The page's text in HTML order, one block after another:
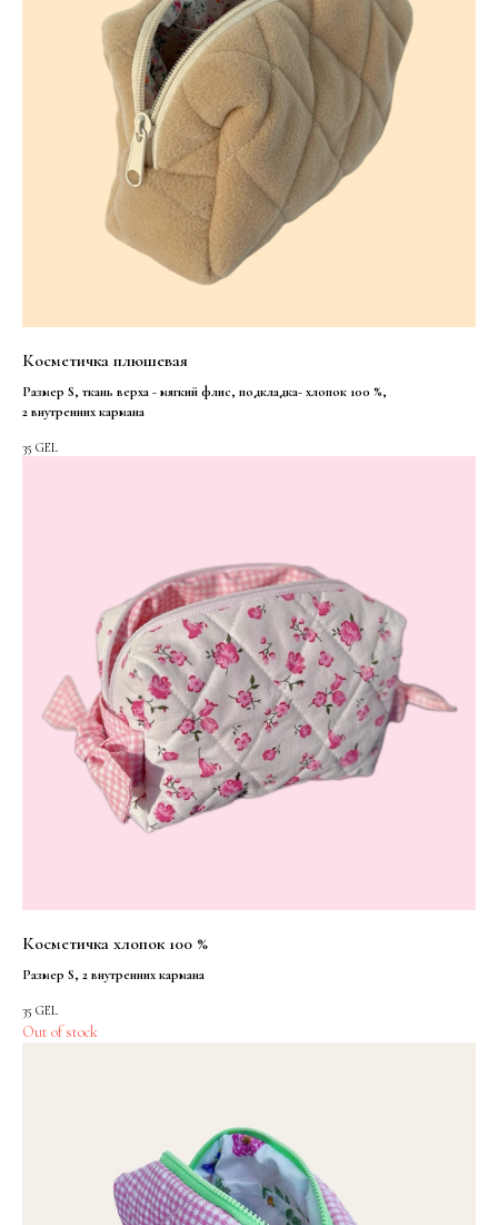
Косметичка плюшевая
Размер S, ткань верха - мягкий флис, подкладка- хлопок 100 %,
2 внутренних кармана
35 GEL
Косметичка хлопок 100 %
Размер S, 2 внутренних кармана
35 GEL
Out of stock